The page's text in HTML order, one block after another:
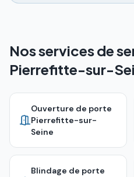
Nos services de
Pierrefitte-sur-
Ouverture de porte
Pierrefitte-sur-
Seine
Blindage de porte